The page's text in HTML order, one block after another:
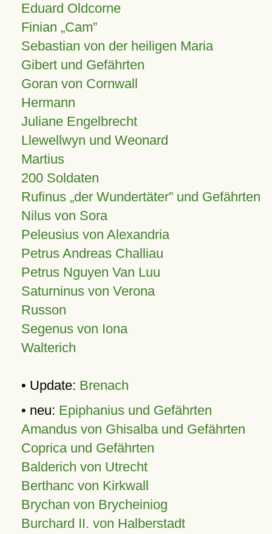
Eduard Oldcorne
Finian Cam
Sebastian von der heiligen Maria
Gibert und Gefährten
Goran von Cornwall
Hermann
Juliane Engelbrecht
Llewellwyn und Weonard
Martius
200 Soldaten
Rufinus „der Wundertäter” und Gefährten
Nilus von Sora
Peleusius von Alexandria
Petrus Andreas Challiau
Petrus Nguyen Van Luu
Saturninus von Verona
Russon
Segenus von Iona
Walterich
• Update: Brenach
• neu: Epiphanius und Gefährten
Amandus von Ghisalba und Gefährten
Coprica und Gefährten
Balderich von Utrecht
Berthanc von Kirkwall
Brychan von Brycheiniog
Burchard II. von Halberstadt